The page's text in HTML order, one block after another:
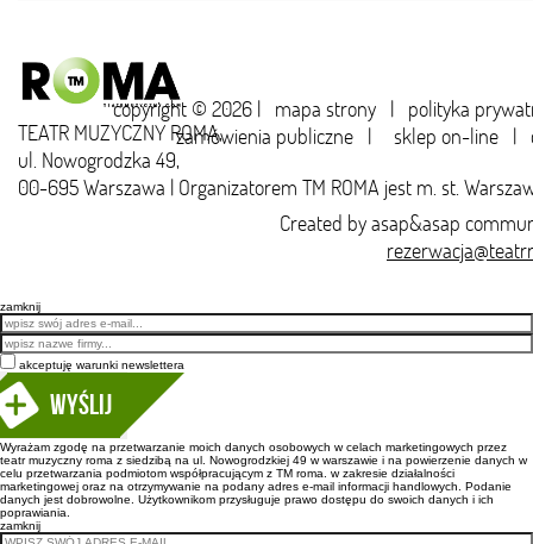
copyright © 2026 | mapa strony | polityka
zamówienia publiczne | sklep on-line |
TEATR MUZYCZNY ROMA,
ul. Nowogrodzka 49,
00-695 Warszawa | Organizatorem TM ROMA jest m. st.
Created byasap&asap
zamknij
Email
akceptuję warunki newslettera
Wyślij
Wyrażam zgodę na przetwarzanie moich danych osobowych w celach marketingowych przez
teatr muzyczny roma z siedzibą na ul. Nowogrodzkiej 49 w warszawie i na powierzenie danych w
celu przetwarzania podmiotom współpracującym z TM roma. w zakresie działalności
marketingowej oraz na otrzymywanie na podany adres e-mail informacji handlowych. Podanie
danych jest dobrowolne. Użytkownikom przysługuje prawo dostępu do swoich danych i ich
poprawiania.
zamknij